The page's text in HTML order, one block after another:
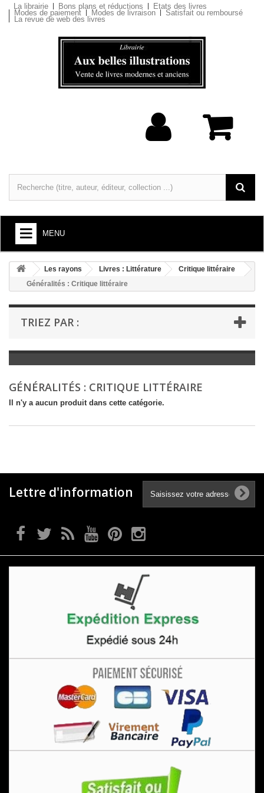
La librairie Bons plans et réductions Etats des livres
Modes de paiement Modes de livraison Satisfait ou remboursé
La revue de web des livres
MENU
+
LIVRES : ARTS ET SOCIÉTÉ
+
LIVRES : LITTÉRATURE
+
LIVRES : JEUNESSE
LIVRES ANCIENS AVANT 1900
Les rayons Livres : Littérature
Critique littéraire
Généralités : Critique littéraire
TRIEZ PAR :
GÉNÉRALITÉS : CRITIQUE LITTÉRAIRE
Il n'y a aucun produit dans cette catégorie.
Lettre d'information